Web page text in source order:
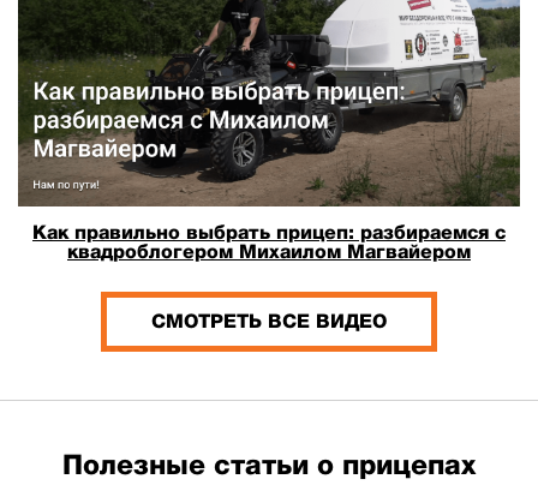
Как правильно выбрать прицеп: разбираемся с
квадроблогером Михаилом Магвайером
СМОТРЕТЬ ВСЕ ВИДЕО
Полезные статьи о прицепах